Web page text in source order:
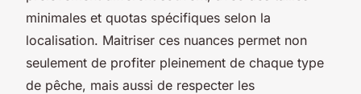
minimales et quotas spécifiques selon la
localisation. Maitriser ces nuances permet non
seulement de profiter pleinement de chaque type
de pêche, mais aussi de respecter les